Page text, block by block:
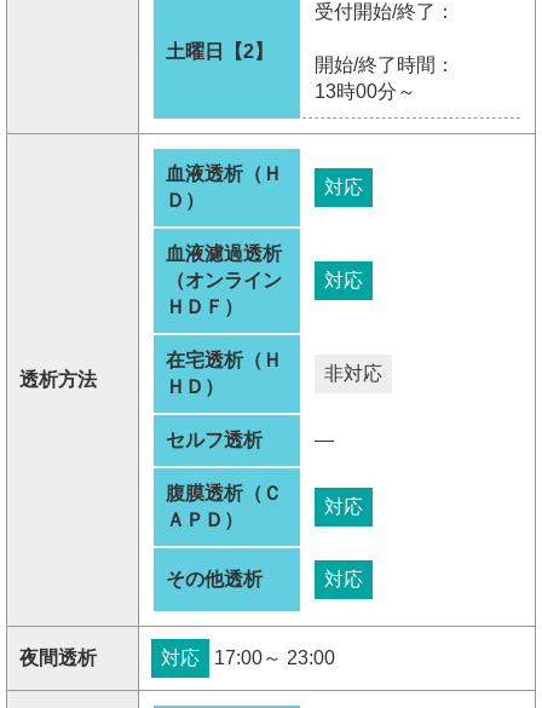
土曜日【2】
受付開始/終了：
開始/終了時間：
13時00分～
透析方法
血液透析（Ｈ
Ｄ）
対応
血液濾過透析
（オンライン
ＨＤＦ）
対応
在宅透析（Ｈ
ＨＤ）
非対応
セルフ透析 ―
腹膜透析（Ｃ
ＡＰＤ）
対応
その他透析 対応
夜間透析 対応 17:00～ 23:00